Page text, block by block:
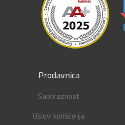
Prodavnica
Saobraznost
Uslovi korišćenja